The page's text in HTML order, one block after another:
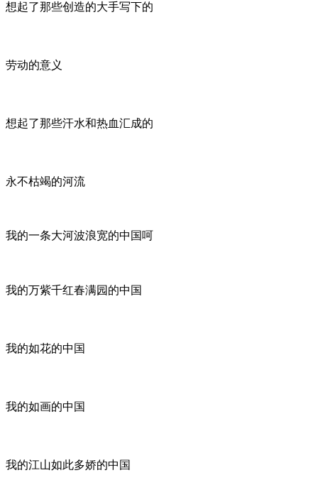
想起了那些创造的大手写下的
劳动的意义
想起了那些汗水和热血汇成的
永不枯竭的河流
我的一条大河波浪宽的中国呵
我的万紫千红春满园的中国
我的如花的中国
我的如画的中国
我的江山如此多娇的中国